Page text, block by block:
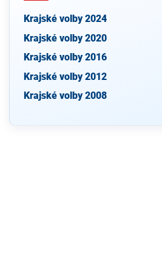
Krajské volby 2024
Krajské volby 2020
Krajské volby 2016
Krajské volby 2012
Krajské volby 2008